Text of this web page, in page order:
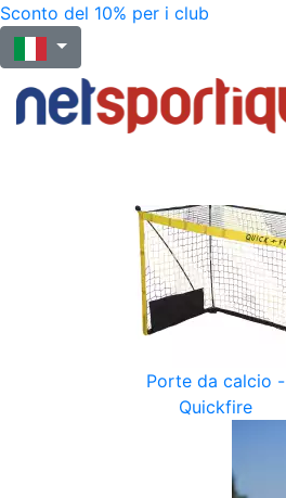
Sconto del 10% per i club
Porte da calcio -
Quickfire